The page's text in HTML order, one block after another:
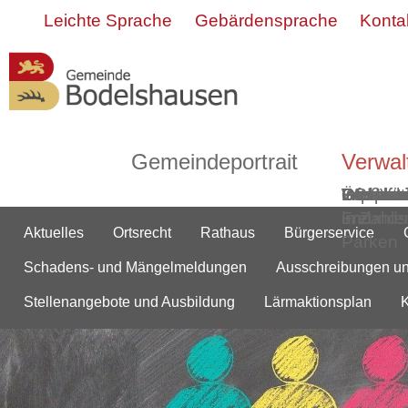
Leichte Sprache Gebärdensprache
Gemeindeportrait
ÖPNV
Parken
Ortsplan
Aktuelles Ortsrecht Rathaus Bürgerservice
Schadens- und Mängelmeldungen Ausschreibungen
Stellenangebote und Ausbildung Lärmaktionsplan